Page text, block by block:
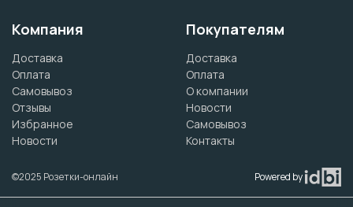
Компания
Доставка
Оплата
Самовывоз
Отзывы
Избранное
Новости
Покупателям
Доставка
Оплата
О компании
Новости
Самовывоз
Контакты
©2025 Розетки-онлайн Powered by